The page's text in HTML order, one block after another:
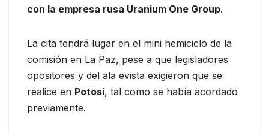
con la empresa rusa Uranium One Group.
La cita tendrá lugar en el mini hemiciclo de la
comisión en La Paz, pese a que legisladores
opositores y del ala evista exigieron que se
realice en Potosí, tal como se había acordado
previamente.